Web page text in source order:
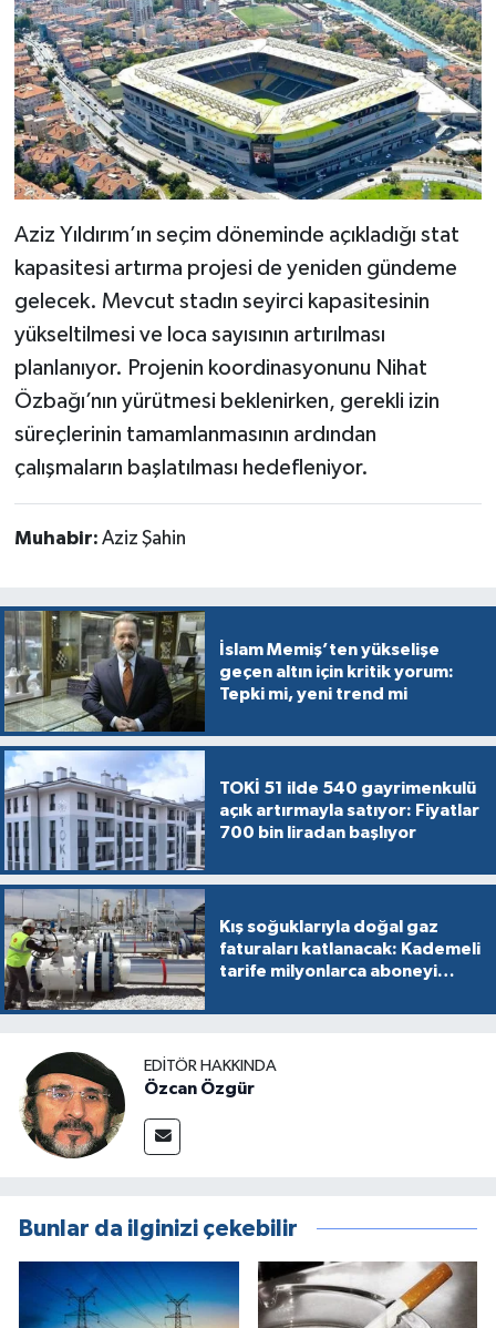
Aziz Yıldırım’ın seçim döneminde açıkladığı stat
kapasitesi artırma projesi de yeniden gündeme
gelecek. Mevcut stadın seyirci kapasitesinin
yükseltilmesi ve loca sayısının artırılması
planlanıyor. Projenin koordinasyonunu Nihat
Özbağı’nın yürütmesi beklenirken, gerekli izin
süreçlerinin tamamlanmasının ardından
çalışmaların başlatılması hedefleniyor.
Muhabir: Aziz Şahin
İslam Memiş’ten yükselişe
geçen altın için kritik yorum:
Tepki mi, yeni trend mi
TOKİ 51 ilde 540 gayrimenkulü
açık artırmayla satıyor: Fiyatlar
700 bin liradan başlıyor
Kış soğuklarıyla doğal gaz
faturaları katlanacak: Kademeli
tarife milyonlarca aboneyi
EDITÖR HAKKINDA
Özcan Özgür
Bunlar da ilginizi çekebilir